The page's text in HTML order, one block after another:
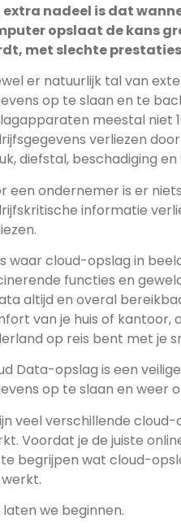
extra nadeel is dat
opslaat de kans groot is dat
met slechte
er natuurlijk tal van
op te slaan en te
meestal niet
verliezen
diefstal, beschadiging
een ondernemer is er
informatie
waar cloud-opslag in
functies en geweldige mogelijkheden.
altijd en overal
je huis of kantoor, achter je pc of terwijl je buiten
op reis bent met je
Data-opslag is een
op te slaan en weer
veel verschillende
Voordat je de juiste online
het werkt.
laten we beginnen.